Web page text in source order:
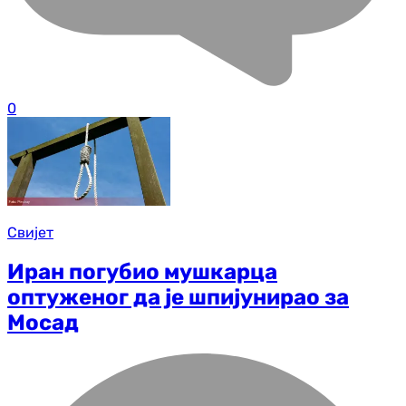
0
Свијет
Иран погубио мушкарца
оптуженог да је шпијунирао за
Мосад